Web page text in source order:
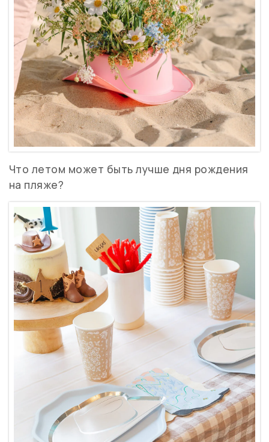
Что летом может быть лучше дня рождения
на пляже?